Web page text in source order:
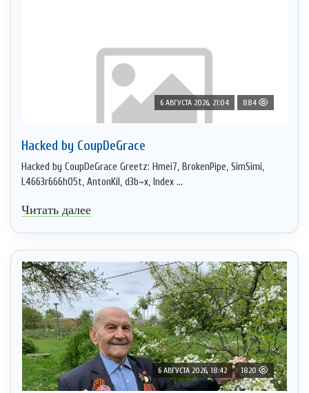
6 АВГУСТА 2026, 21:04 884
Hacked by CoupDeGrace
Hacked by CoupDeGrace Greetz: Hmei7, BrokenPipe, SimSimi,
L4663r666h05t, AntonKil, d3b~x, Index ...
Читать далее
6 АВГУСТА 2026, 18:42 1820